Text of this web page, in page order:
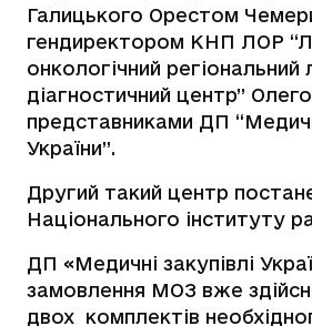
Галицького Орестом
гендиректором КНП ЛОР
онкологічний регіональний
діагностичний центр”
представниками ДП
України”.
Другий такий центр
Національного інституту
ДП «Медичні закупівлі
замовлення МОЗ вже
двох комплектів